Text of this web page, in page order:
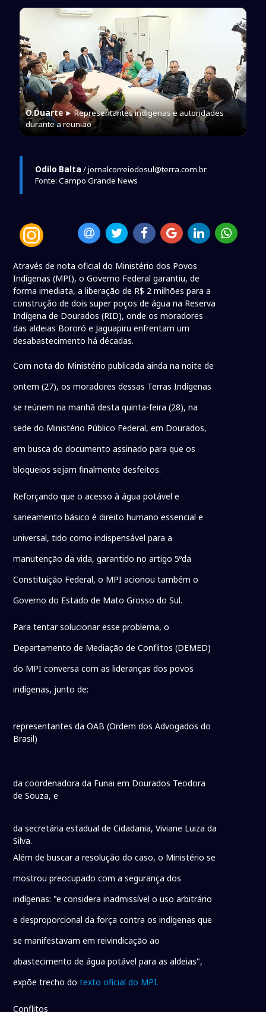
O.Duarte► Representantes indigenas e autoridades
durante a reunião
Odilo Balta / jornalcorreiodosul@terra.com.br
Fonte: Campo Grande News
Através de nota oficial do Ministério dos Povos
Indígenas (MPI), o Governo Federal garantiu, de
forma imediata, a liberação de R$ 2 milhões para a
construção de dois super poços de água na Reserva
Indígena de Dourados (RID), onde os moradores
das aldeias Bororó e Jaguapiru enfrentam um
desabastecimento há décadas.
Com nota do Ministério publicada ainda na noite de
ontem (27), os moradores dessas Terras Indígenas
se reúnem na manhã desta quinta-feira (28), na
sede do Ministério Público Federal, em Dourados,
em busca do documento assinado para que os
bloqueios sejam finalmente desfeitos.
Reforçando que o acesso à água potável e
saneamento básico é direito humano essencial e
universal, tido como indispensável para a
manutenção da vida, garantido no artigo 5ºda
Constituição Federal, o MPI acionou também o
Governo do Estado de Mato Grosso do Sul.
Para tentar solucionar esse problema, o
Departamento de Mediação de Conflitos (DEMED)
do MPI conversa com as lideranças dos povos
indígenas, junto de:
representantes da OAB (Ordem dos Advogados do
Brasil)
da coordenadora da Funai em Dourados Teodora
de Souza, e
da secretária estadual de Cidadania, Viviane Luiza da
Silva.
Além de buscar a resolução do caso, o Ministério se
mostrou preocupado com a segurança dos
indígenas: "e considera inadmissível o uso arbitrário
e desproporcional da força contra os indígenas que
se manifestavam em reivindicação ao
abastecimento de água potável para as aldeias",
expõe trecho dotexto oficial do MPI.
Conflitos